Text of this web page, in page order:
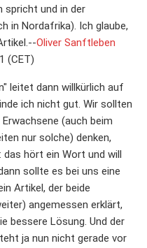
spricht und in der
in Nordafrika). Ich glaube,
Oliver Sanftleben
(CET)
leitet dann willkürlich auf
ich nicht gut. Wir sollten
(auch beim
nur solche) denken,
hört ein Wort und will
sollte es bei uns eine
Artikel, der beide
angemessen erklärt,
bessere Lösung. Und der
ja nun nicht gerade vor